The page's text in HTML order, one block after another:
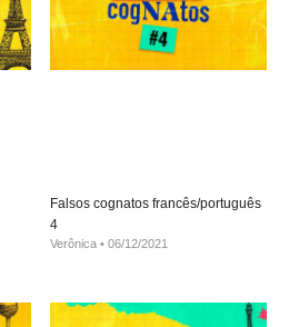
Falsos cognatos francês/português
4
Verônica 06/12/2021